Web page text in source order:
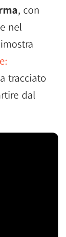
, con
nel
tracciato
dal